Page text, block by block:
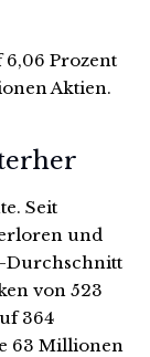
6,06 Prozent
Aktien.
Seit
und
Durchschnitt
von 523
364
63 Millionen